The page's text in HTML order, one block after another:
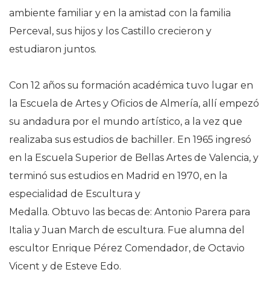
ambiente familiar y en la amistad con la familia
Perceval, sus hijos y los Castillo crecieron y
estudiaron juntos.
Con 12 años su formación académica tuvo lugar en
la Escuela de Artes y Oficios de Almería, allí empezó
su andadura por el mundo artístico, a la vez que
realizaba sus estudios de bachiller. En 1965 ingresó
en la Escuela Superior de Bellas Artes de Valencia, y
terminó sus estudios en Madrid en 1970, en la
especialidad de Escultura y
Medalla. Obtuvo las becas de: Antonio Parera para
Italia y Juan March de escultura. Fue alumna del
escultor Enrique Pérez Comendador, de Octavio
Vicent y de Esteve Edo.